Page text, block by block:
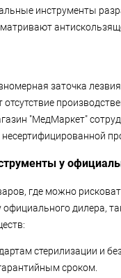
инструменты
заточка
"МедМаркет"
у
где можно
дилера,
стерилизации и
сроком.